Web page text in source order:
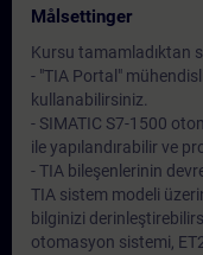
Målsettinger
Kursu tamamladıktan
- "TIA Portal"
kullanabilirsiniz.
- SIMATIC S7-1500
ile yapılandırabilir ve
- TIA bileşenlerinin
TIA sistem modeli
bilginizi
otomasyon sistemi,